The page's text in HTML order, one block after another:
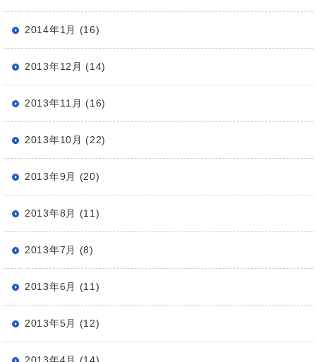
2014年1月 (16)
2013年12月 (14)
2013年11月 (16)
2013年10月 (22)
2013年9月 (20)
2013年8月 (11)
2013年7月 (8)
2013年6月 (11)
2013年5月 (12)